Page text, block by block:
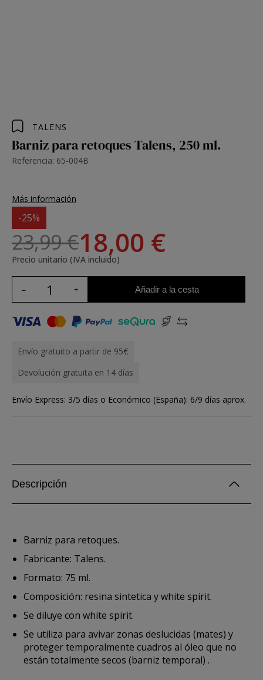
TALENS
Barniz para retoques Talens, 250 ml.
Referencia: 65-004B
Más información
-25%
23,99 €18,00 €
Precio unitario (IVA incluido)
Añadir a la cesta
Envío gratuito a partir de 95€
Devolución gratuita en 14 días
Envío Express: 3/5 días o Económico (España): 6/9 días aprox.
Descripción
Barniz para retoques.
Fabricante: Talens.
Formato: 75 ml.
Composición: resina sintetica y white spirit.
Se diluye con white spirit.
Se utiliza para avivar zonas deslucidas (mates) y
proteger temporalmente cuadros al óleo que no
están totalmente secos (barniz temporal) .